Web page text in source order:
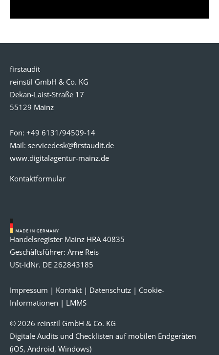
firstaudit
reinstil GmbH & Co. KG
Dekan-Laist-Straße 17
55129 Mainz
Fon: +49 6131/94509-14
Mail: servicedesk@firstaudit.de
www.digitalagentur-mainz.de
Kontaktformular
Handelsregister Mainz HRA 40835
Geschäftsführer: Arne Reis
USt-IdNr. DE 262843185
Impressum | Kontakt | Datenschutz | Cookie-
Informationen | LMMS
© 2026 reinstil GmbH & Co. KG
Digitale Audits und Checklisten auf mobilen Endgeräten
(iOS, Android, Windows)